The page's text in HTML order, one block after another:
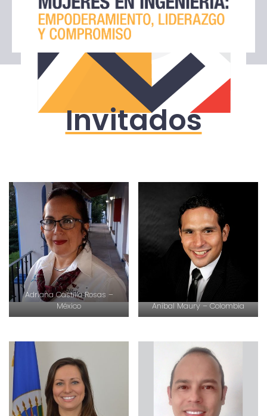
Invitados
Adriana Castillo Rosas –
México
Aníbal Maury – Colombia